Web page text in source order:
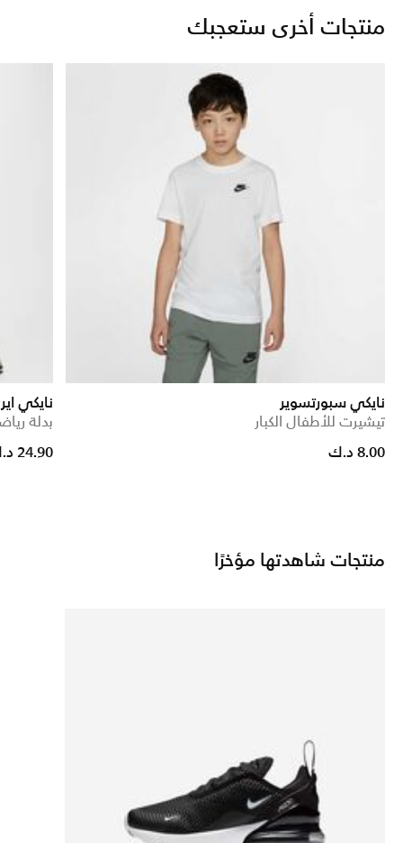
منتجات أخرى ستعجبك
نايكي سبورتسوير
تيشيرت للأطفال الكبار
8.00 د.ك
نايكي اير
بدلة
Price reduced from
24.90 د.ك
منتجات شاهدتها مؤخرًا